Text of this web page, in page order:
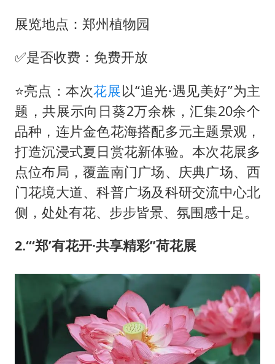
展览地点：郑州植物园
✅是否收费：免费开放
⭐亮点：本次花展以“追光·遇见美好”为主
题，共展示向日葵2万余株，汇集20余个
品种，连片金色花海搭配多元主题景观，
打造沉浸式夏日赏花新体验。本次花展多
点位布局，覆盖南门广场、庆典广场、西
门花境大道、科普广场及科研交流中心北
侧，处处有花、步步皆景、氛围感十足。
2.“‘郑’有花开·共享精彩”荷花展